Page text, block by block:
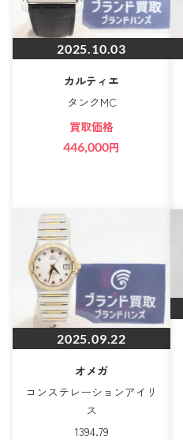
2025.10.03
カルティエ
タンクMC
買取価格
446,000円
2025.09.22
オメガ
コンステレーションアイリ
ス
1394.79